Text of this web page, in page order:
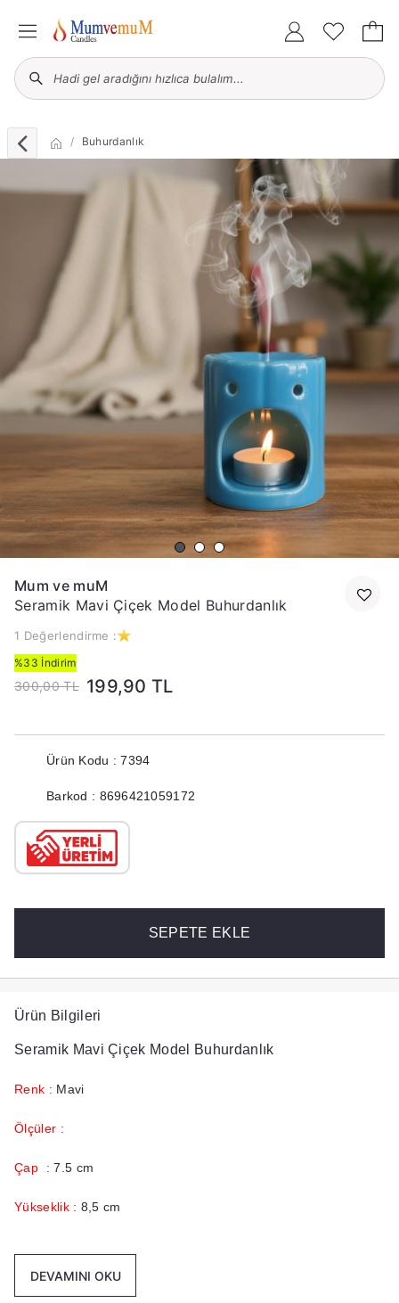
Buhurdanlık
Mum ve muM
Seramik Mavi Çiçek Model Buhurdanlık
1 Değerlendirme :
%33 İndirim
300,00 TL 199,90 TL
Ürün Kodu : 7394
Barkod : 8696421059172
SEPETE EKLE
Ürün Bilgileri
Seramik Mavi Çiçek Model Buhurdanlık
Renk : Mavi
Ölçüler :
Çap : 7.5 cm
Yükseklik : 8,5 cm
DEVAMINI OKU